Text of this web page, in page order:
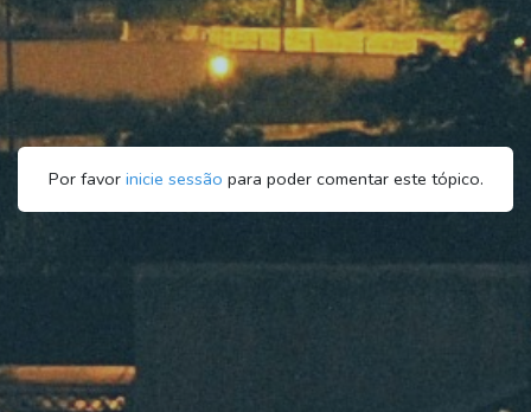
Por favor inicie sessão para poder comentar este tópico.